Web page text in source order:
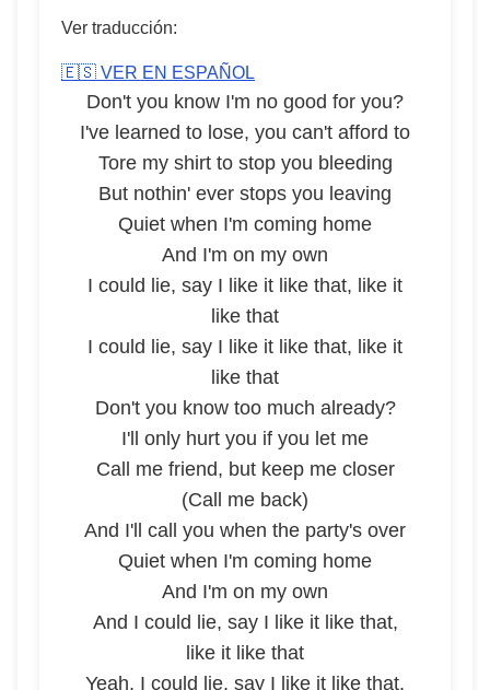
Ver traducción:
🇪🇸 VER EN ESPAÑOL
Don't you know I'm no good for you?
I've learned to lose, you can't afford to
Tore my shirt to stop you bleeding
But nothin' ever stops you leaving
Quiet when I'm coming home
And I'm on my own
I could lie, say I like it like that, like it
like that
I could lie, say I like it like that, like it
like that
Don't you know too much already?
I'll only hurt you if you let me
Call me friend, but keep me closer
(Call me back)
And I'll call you when the party's over
Quiet when I'm coming home
And I'm on my own
And I could lie, say I like it like that,
like it like that
Yeah, I could lie, say I like it like that,